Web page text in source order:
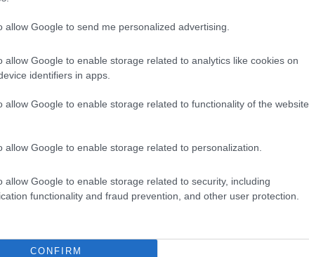
allow Google to send me personalized advertising.
allow Google to enable storage related to analytics like cookies on
identifiers in apps.
allow Google to enable storage related to functionality of the website
allow Google to enable storage related to personalization.
allow Google to enable storage related to security, including
functionality and fraud prevention, and other user protection.
CONFIRM
aanslag
. Dit is de uiteindelijke berekening van de
wordt gestuurd na het controleren van alle
Het is cruciaal om deze aanslag ook te
aanslag, kun je
uiten tegen de aanslag. Het is belangrijk om
omdat er anders geen beroep meer op je bezwaar